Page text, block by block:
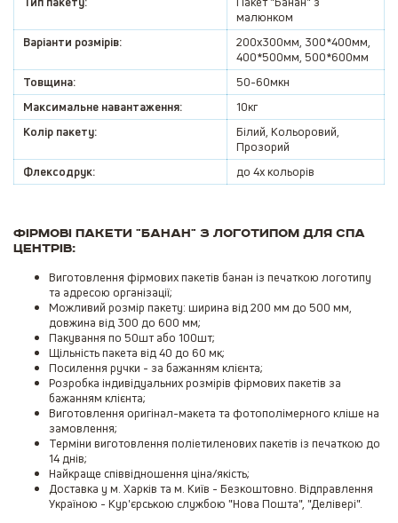
малюнком
Варіанти розмірів:
200х300мм, 300*400мм,
400*500мм, 500*600мм
Товщина:
50-60мкн
Максимальне навантаження:
10кг
Колір пакету:
Білий, Кольоровий,
Прозорий
Флексодрук:
до 4х кольорів
Фірмові пакети "банан" з логотипом для СПА
центрів:
Виготовлення фірмових пакетів банан із печаткою логотипу
та адресою організації;
Можливий розмір пакету: ширина від 200 мм до 500 мм,
довжина від 300 до 600 мм;
Пакування по 50шт або 100шт;
Щільність пакета від 40 до 60 мк;
Посилення ручки - за бажанням клієнта;
Розробка індивідуальних розмірів фірмових пакетів за
бажанням клієнта;
Виготовлення оригінал-макета та фотополімерного кліше на
замовлення;
Терміни виготовлення поліетиленових пакетів із печаткою до
14 днів;
Найкраще співвідношення ціна/якість;
Доставка у м. Харків та м. Київ - Безкоштовно. Відправлення
Україною - Кур'єрською службою "Нова Пошта", "Делівері".